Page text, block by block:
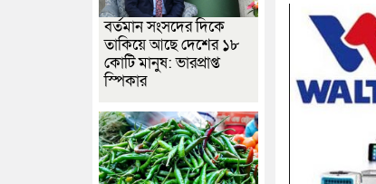
বর্তমান সংসদের দিকে
তাকিয়ে আছে দেশের ১৮
কোটি মানুষ: ভারপ্রাপ্ত
স্পিকার